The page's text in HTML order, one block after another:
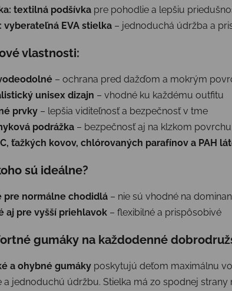
textilná podšívka pre pohodlie a lepšiu
vyberateľná EVA stielka – jednoduchá údržba a
vlastnosti:
– ochrana pred dažďom a mokrým
unisex dizajn – vhodné ku každému outfitu
prvky – lepšia viditeľnosť a bezpečnosť v tme
podrážka – bezpečnosť aj na klzkom povrchu
ťažkých kovov, chlórovaných parafínov a PAH
sú ideálne?
pre normálne chodidlá – nie sú vhodné na
aj pre vyšší priehlavok – flexibilné a prispôsobivé
gumáky na každodenné
a ohybné gumáky poskytujú deťom maximálnu
a jednoduchú údržbu. Stielka má zo spodnej